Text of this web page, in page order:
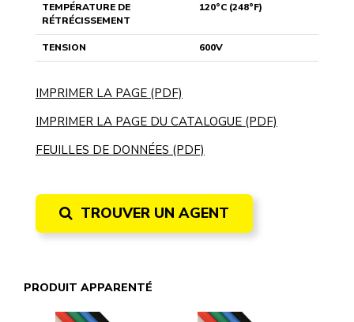
TEMPÉRATURE DE
RÉTRÉCISSEMENT
120°C (248°F)
TENSION 600V
IMPRIMER LA PAGE (PDF)
IMPRIMER LA PAGE DU CATALOGUE (PDF)
FEUILLES DE DONNÉES (PDF)
TROUVER UN AGENT
PRODUIT APPARENTÉ